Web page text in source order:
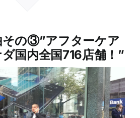
その③”アフターケア
国内全国716店舗！”